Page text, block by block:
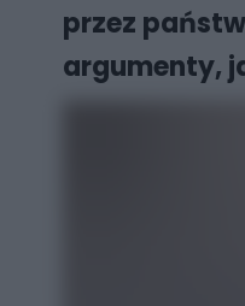
przez
argumenty,